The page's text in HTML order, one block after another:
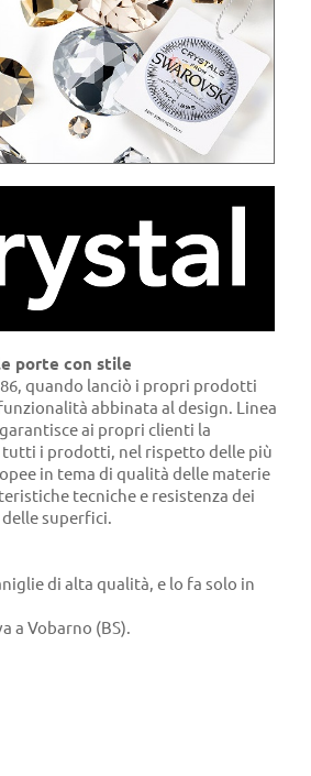
porte con stile
quando lanciò i propri prodotti
abbinata al design. Linea
ai propri clienti la
i prodotti, nel rispetto delle più
in tema di qualità delle materie
tecniche e resistenza dei
superfici.
di alta qualità, e lo fa solo in
a Vobarno (BS).